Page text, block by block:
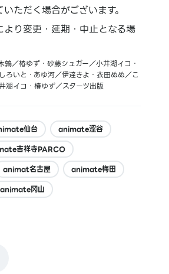
ただく場合がございます。
り変更・延期・中止となる場
／椿ゆず・砂藤シュガー／小井湖イコ・
ろいと・あゆ河／伊達きよ・衣田ぬぬ／こ
湖イコ・椿ゆず／スターツ出版
仙台
animate涩谷
吉祥寺PARCO
animat名古屋
animate梅田
animate冈山